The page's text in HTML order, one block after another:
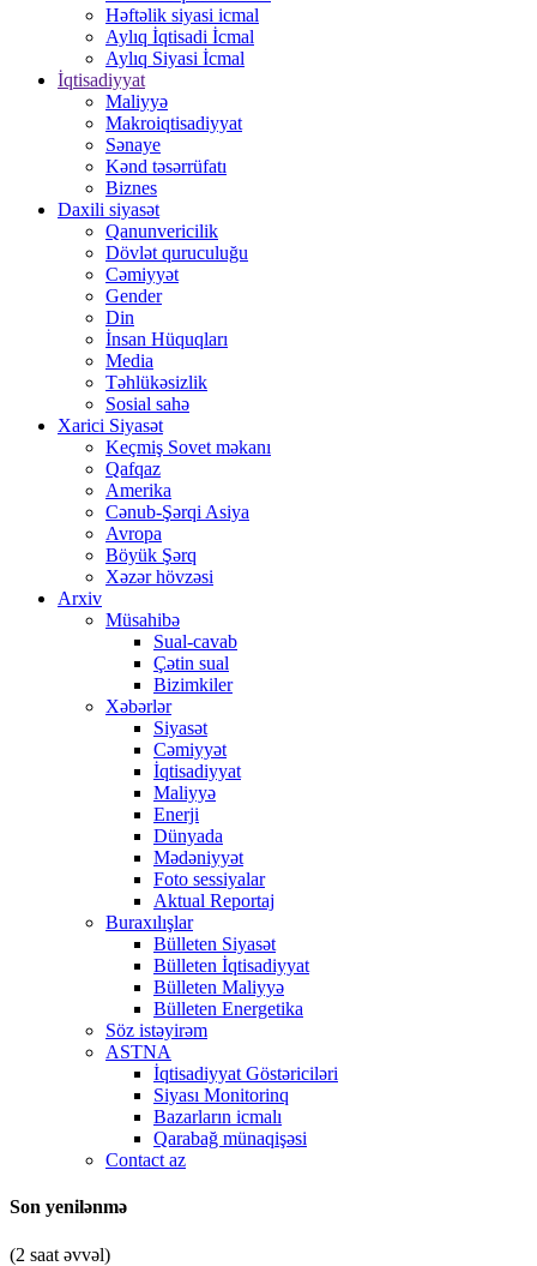
Həftəlik siyasi icmal
Aylıq İqtisadi İcmal
Aylıq Siyasi İcmal
İqtisadiyyat
Maliyyə
Makroiqtisadiyyat
Sənaye
Kənd təsərrüfatı
Biznes
Daxili siyasət
Qanunvericilik
Dövlət quruculuğu
Cəmiyyət
Gender
Din
İnsan Hüquqları
Media
Təhlükəsizlik
Sosial sahə
Xarici Siyasət
Keçmiş Sovet məkanı
Qafqaz
Amerika
Cənub-Şərqi Asiya
Avropa
Böyük Şərq
Xəzər hövzəsi
Arxiv
Müsahibə
Sual-cavab
Çətin sual
Bizimkiler
Xəbərlər
Siyasət
Cəmiyyət
İqtisadiyyat
Maliyyə
Enerji
Dünyada
Mədəniyyət
Foto sessiyalar
Aktual Reportaj
Buraxılışlar
Bülleten Siyasət
Bülleten İqtisadiyyat
Bülleten Maliyyə
Bülleten Energetika
Söz istəyirəm
ASTNA
İqtisadiyyat Göstəriciləri
Siyası Monitorinq
Bazarların icmalı
Qarabağ münaqişəsi
Contact az
Son yenilənmə
(2 saat əvvəl)